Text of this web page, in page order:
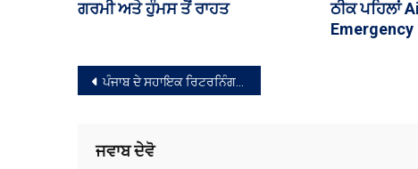
ਰੱਖਿਆ ਸਮਾਨ ਸੜਕ ‘ਤੇ ਸੁੱਟਿਆ
ਟੈਰਿਫ
ਸੰਪਾਦਨਾ
ਪੰਜਾਬ ਦੇ ਸਹਾਇਕ ਰਿਟਰਨਿੰਗ ਅਧਿਕਾਰੀਆਂ ਲਈ 5 ਰੋਜ਼ਾ ਸਿਖਲਾਈ ਪ੍ਰੋਗਰਾਮ ਦੀ ਸ਼ੁਰੂਆਤ
ਜਵਾਬ ਦੇਵੋ